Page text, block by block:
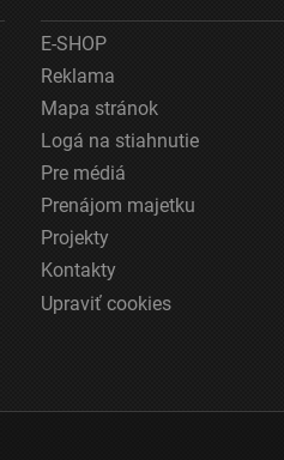
E-SHOP
Reklama
Mapa stránok
Logá na stiahnutie
Pre médiá
Prenájom majetku
Projekty
Kontakty
Upraviť cookies